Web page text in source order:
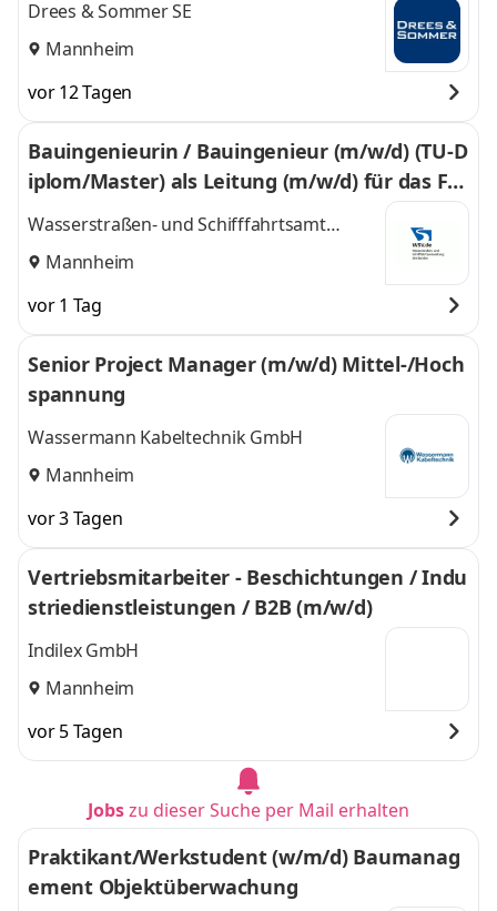
Drees & Sommer SE
Mannheim
vor 12 Tagen
Bauingenieurin / Bauingenieur (m/w/d) (TU-D
iplom/​Master) als Leitung (m/w/d) für das Fac
hgebiet W2 des Wasserstraßen- und Schifffa
Wasserstraßen- und Schifffahrtsamt
Oberrhein
Mannheim
vor 1 Tag
Senior Project Manager (m/w/d) Mittel-/Hoch
spannung
Wassermann Kabeltechnik GmbH
Mannheim
vor 3 Tagen
Vertriebsmitarbeiter - Beschichtungen / Indu
striedienstleistungen / B2B (m/w/d)
Indilex GmbH
Mannheim
vor 5 Tagen
Jobszu dieser Suche per Mail erhalten
Praktikant/Werkstudent (w/m/d) Baumanag
ement Objektüberwachung